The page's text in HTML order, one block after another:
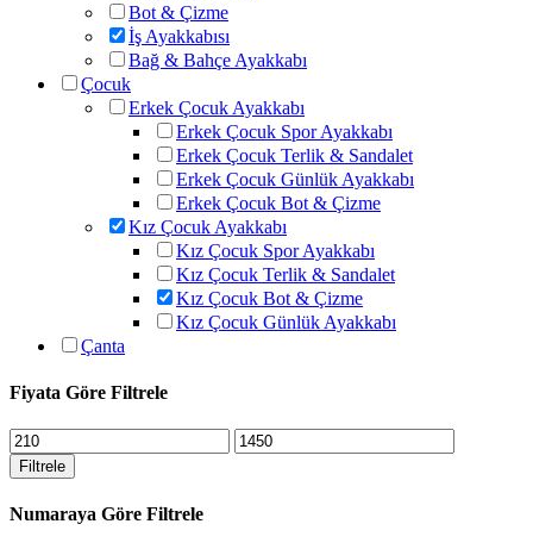
Bot & Çizme
İş Ayakkabısı
Bağ & Bahçe Ayakkabı
Çocuk
Erkek Çocuk Ayakkabı
Erkek Çocuk Spor Ayakkabı
Erkek Çocuk Terlik & Sandalet
Erkek Çocuk Günlük Ayakkabı
Erkek Çocuk Bot & Çizme
Kız Çocuk Ayakkabı
Kız Çocuk Spor Ayakkabı
Kız Çocuk Terlik & Sandalet
Kız Çocuk Bot & Çizme
Kız Çocuk Günlük Ayakkabı
Çanta
Fiyata Göre Filtrele
En
düşük
fiyat
En
yüksek
Filtrele
Numaraya Göre Filtrele